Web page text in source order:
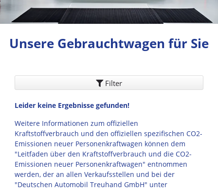
Unsere Gebrauchtwagen für Sie
Filter
Leider keine Ergebnisse gefunden!
Weitere Informationen zum offiziellen
Kraftstoffverbrauch und den offiziellen spezifischen CO2-
Emissionen neuer Personenkraftwagen können dem
"Leitfaden über den Kraftstoffverbrauch und die CO2-
Emissionen neuer Personenkraftwagen" entnommen
werden, der an allen Verkaufsstellen und bei der
"Deutschen Automobil Treuhand GmbH" unter